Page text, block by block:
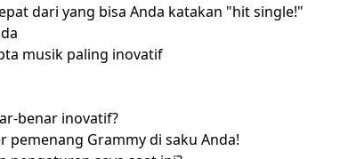
dari yang bisa Anda katakan "hit single!"
musik paling inovatif
benar inovatif?
pemenang Grammy di saku Anda!